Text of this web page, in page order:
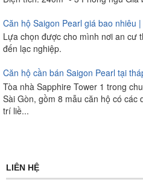
Căn hộ Saigon Pearl giá bao nhiêu |
Lựa chọn được cho mình nơi an cư
đến lạc nghiệp.
Căn hộ cần bán Saigon Pearl tại
Tòa nhà Sapphire Tower 1 trong
Sài Gòn, gồm 8 mẫu căn hộ có
trí liề...
LIÊN HỆ